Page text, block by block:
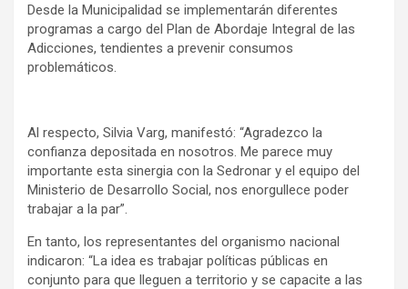
Desde la Municipalidad se implementarán diferentes
programas a cargo del Plan de Abordaje Integral de las
Adicciones, tendientes a prevenir consumos
problemáticos.
Al respecto, Silvia Varg, manifestó: “Agradezco la
confianza depositada en nosotros. Me parece muy
importante esta sinergia con la Sedronar y el equipo del
Ministerio de Desarrollo Social, nos enorgullece poder
trabajar a la par”.
En tanto, los representantes del organismo nacional
indicaron: “La idea es trabajar políticas públicas en
conjunto para que lleguen a territorio y se capacite a las